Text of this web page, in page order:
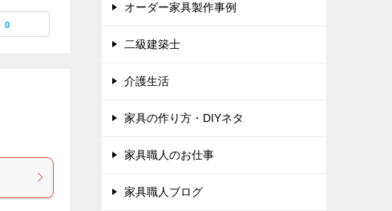
0
オーダー家具製作事例
二級建築士
介護生活
家具の作り方・DIYネタ
家具職人のお仕事
家具職人ブログ